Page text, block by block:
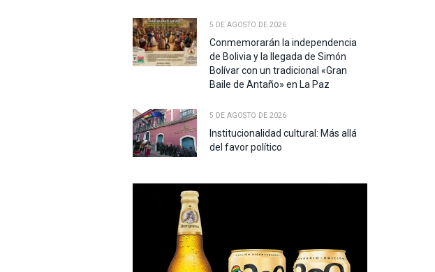
5 DE AGOSTO DE 2026
Conmemorarán la independencia
de Bolivia y la llegada de Simón
Bolívar con un tradicional «Gran
Baile de Antaño» en La Paz
5 DE AGOSTO DE 2026
Institucionalidad cultural: Más allá
del favor político